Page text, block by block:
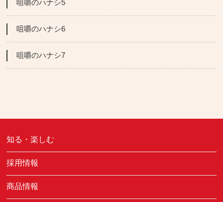
咀嚼のハナシ5
咀嚼のハナシ6
咀嚼のハナシ7
知る・楽しむ
採用情報
商品情報